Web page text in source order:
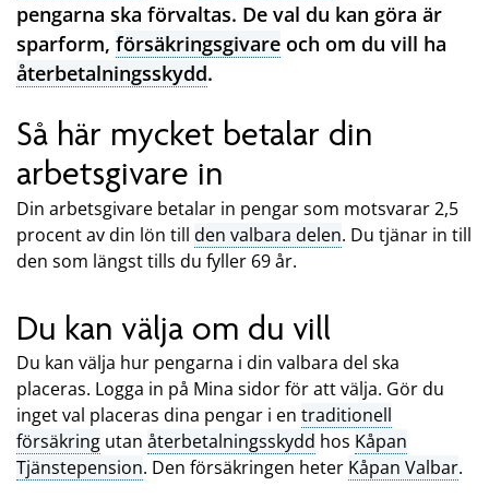
pengarna ska förvaltas. De val du kan göra är
sparform, försäkringsgivare och om du vill ha
återbetalningsskydd.
Så här mycket betalar din
arbetsgivare in
Din arbetsgivare betalar in pengar som motsvarar 2,5
procent av din lön till den valbara delen. Du tjänar in till
den som längst tills du fyller 69 år.
Du kan välja om du vill
Du kan välja hur pengarna i din valbara del ska
placeras. Logga in på Mina sidor för att välja. Gör du
inget val placeras dina pengar i en traditionell
försäkring utan återbetalningsskydd hos Kåpan
Tjänstepension. Den försäkringen heter Kåpan Valbar.